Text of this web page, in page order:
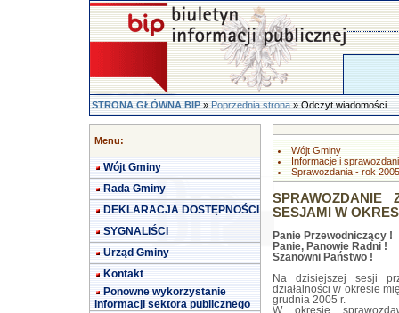
STRONA GŁÓWNA BIP»Poprzednia strona» Odczyt wiadomości
Menu:
Wójt Gminy
Rada Gminy
DEKLARACJA DOSTĘPNOŚCI
SYGNALIŚCI
Urząd Gminy
Kontakt
Ponowne wykorzystanie
informacji sektora publicznego
Wójt Gminy
Informacje i
Sprawozdania - rok 2005
SPRAWOZDANIE
SESJAMI W
Panie Przewodniczący !
Panie, Panowie Radni !
Szanowni Państwo !
Na dzisiejszej sesji
działalności w okresie
grudnia 2005 r.
W okresie